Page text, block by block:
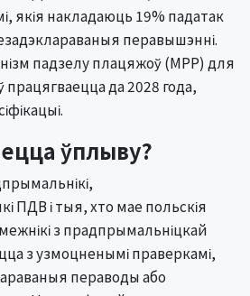
якія накладаюць 19% падатак
перавышэнні.
падзелу плацяжоў (MPP) для
да 2028 года,
ўплыву?
ПДВ і тыя, хто мае польскія
з прадпрымальніцкай
з узмоцненымі праверкамі,
пераводы або